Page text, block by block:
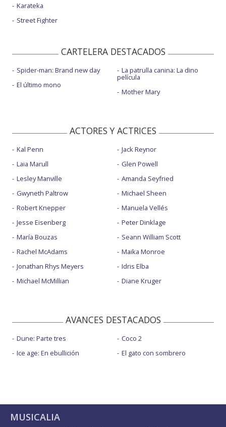
Karateka
Street Fighter
CARTELERA DESTACADOS
Spider-man: Brand new day
El último mono
La patrulla canina: La dino
película
Mother Mary
ACTORES Y ACTRICES
Kal Penn
Laia Marull
Lesley Manville
Gwyneth Paltrow
Robert Knepper
Jesse Eisenberg
María Bouzas
Rachel McAdams
Jonathan Rhys Meyers
Michael McMillian
Jack Reynor
Glen Powell
Amanda Seyfried
Michael Sheen
Manuela Vellés
Peter Dinklage
Seann William Scott
Maika Monroe
Idris Elba
Diane Kruger
AVANCES DESTACADOS
Dune: Parte tres
Ice age: En ebullición
Coco 2
El gato con sombrero
MUSICALIA